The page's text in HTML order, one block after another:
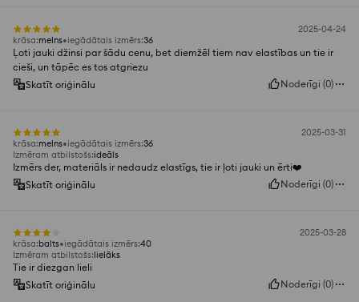
2025-04-24
krāsa:melns iegādātais izmērs:36
Ļoti jauki džinsi par šādu cenu, bet diemžēl tiem nav elastības un tie ir
cieši, un tāpēc es tos atgriezu
Skatīt oriģinālu
Noderīgi (0)
2025-03-31
krāsa:melns iegādātais izmērs:36
Izmēram atbilstošs:ideāls
Izmērs der, materiāls ir nedaudz elastīgs, tie ir ļoti jauki un ērti❤️
Skatīt oriģinālu
Noderīgi (0)
2025-03-28
krāsa:balts iegādātais izmērs:40
Izmēram atbilstošs:lielāks
Tie ir diezgan lieli
Skatīt oriģinālu
Noderīgi (0)